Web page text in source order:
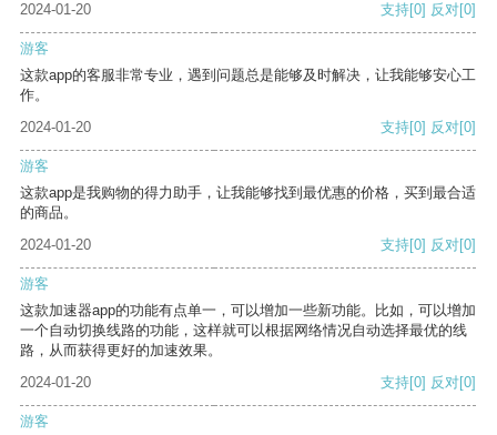
2024-01-20 支持[0] 反对[0]
游客
这款app的客服非常专业，遇到问题总是能够及时解决，让我能够安心工
作。
2024-01-20
支持[0] 反对[0]
游客
这款app是我购物的得力助手，让我能够找到最优惠的价格，买到最合适
的商品。
2024-01-20
支持[0] 反对[0]
游客
这款加速器app的功能有点单一，可以增加一些新功能。比如，可以增加
一个自动切换线路的功能，这样就可以根据网络情况自动选择最优的线
路，从而获得更好的加速效果。
2024-01-20
支持[0] 反对[0]
游客